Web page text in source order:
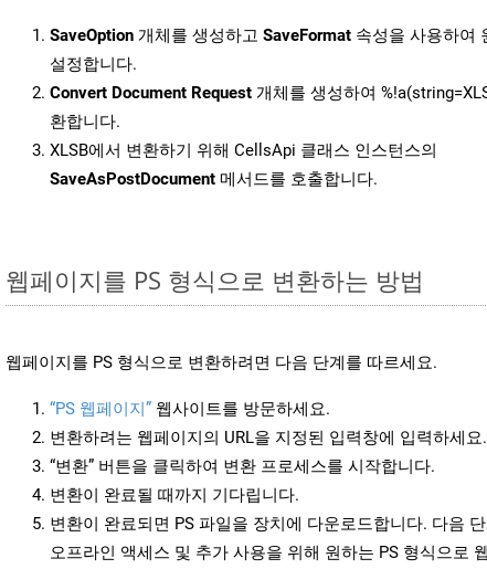
SaveOption 개체를 생성하고 SaveFormat 속성을 사용하여
설정합니다.
Convert Document Request 개체를 생성하여
환합니다.
XLSB에서 변환하기 위해 CellsApi 클래스 인스턴스의
SaveAsPostDocument 메서드를 호출합니다.
웹페이지를 PS 형식으로 변환하는 방법
웹페이지를 PS 형식으로 변환하려면 다음 단계를 따르세요.
“PS 웹페이지” 웹사이트를 방문하세요.
변환하려는 웹페이지의 URL을 지정된 입력창에 입력하세요.
“변환” 버튼을 클릭하여 변환 프로세스를 시작합니다.
변환이 완료될 때까지 기다립니다.
변환이 완료되면 PS 파일을 장치에 다운로드합니다. 다음
오프라인 액세스 및 추가 사용을 위해 원하는 PS 형식으로